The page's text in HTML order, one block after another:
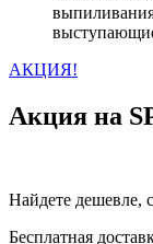
АКЦИЯ!
Акция на
Найдете дешевле,
Бесплатная